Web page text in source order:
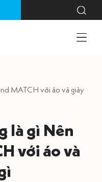
MATCH với áo và giày
là gì Nên
với áo và